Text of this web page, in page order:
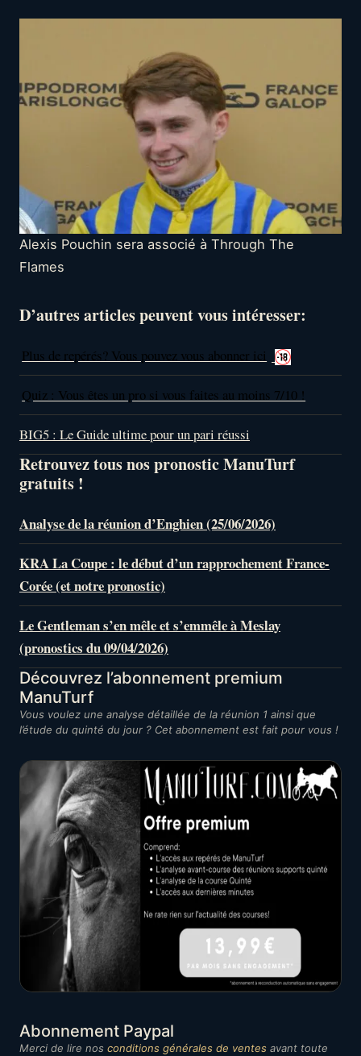
Alexis Pouchin sera associé à Through The
Flames
D’autres articles peuvent vous intéresser:
Plus de repérés? Vous pouvez vous abonner ici
Quiz : Vous êtes un pro si vous faites au moins 7/10 !
BIG5 : Le Guide ultime pour un pari réussi
Retrouvez tous nos pronostic ManuTurf
gratuits !
Analyse de la réunion d’Enghien (25/06/2026)
KRA La Coupe : le début d’un rapprochement France-
Corée (et notre pronostic)
Le Gentleman s’en mêle et s’emmêle à Meslay
(pronostics du 09/04/2026)
Découvrez l’abonnement premium
ManuTurf
Vous voulez une analyse détaillée de la réunion 1 ainsi que
l’étude du quinté du jour ? Cet abonnement est fait pour vous !
Abonnement Paypal
Merci de lire nos conditions générales de ventes avant toute